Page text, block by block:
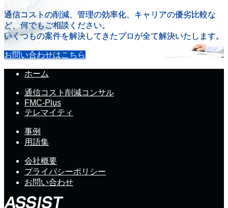
通信コストの削減、管理の効率化、キャリアの優劣比較な
ど、何でもご相談ください。
いくつもの案件を解決してきたプロが全て解決いたします。
お問い合わせはこちら
ホーム
通信コスト削減コンサル
FMC-Plus
テレマイティ
事例
用語集
会社概要
プライバシーポリシー
お問い合わせ